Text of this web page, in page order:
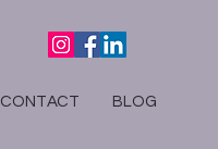
CONTACT BLOG